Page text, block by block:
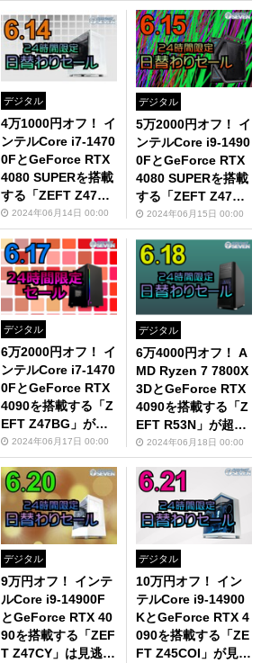
デジタル
4万1000円オフ！ イ
ンテルCore i7-1470
0FとGeForce RTX
4080 SUPERを搭載
する「ZEFT Z47B
D」は要チェック！
2024年06月14日 00:00
デジタル
5万2000円オフ！ イ
ンテルCore i9-1490
0FとGeForce RTX
4080 SUPERを搭載
する「ZEFT Z47C
Q」が特別価格
2024年06月15日 00:00
デジタル
6万2000円オフ！ イ
ンテルCore i7-1470
0FとGeForce RTX
4090を搭載する「Z
EFT Z47BG」が超
お得2024年06月17日 00:00
デジタル
6万4000円オフ！ A
MD Ryzen 7 7800X
3DとGeForce RTX
4090を搭載する「Z
EFT R53N」が超お
得2024年06月18日 00:00
デジタル
9万円オフ！ インテ
ルCore i9-14900F
とGeForce RTX 40
90を搭載する「ZEF
T Z47CY」は見逃せ
デジタル
10万円オフ！ イン
テルCore i9-14900
KとGeForce RTX 4
090を搭載する「ZE
FT Z45COI」が見逃